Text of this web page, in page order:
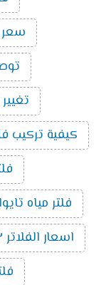
سعر
تغيير
كيفية تركيب فلتر ٧
فلتر مياه تايواني 7
اسعار الفلاتر ٣ مراحل